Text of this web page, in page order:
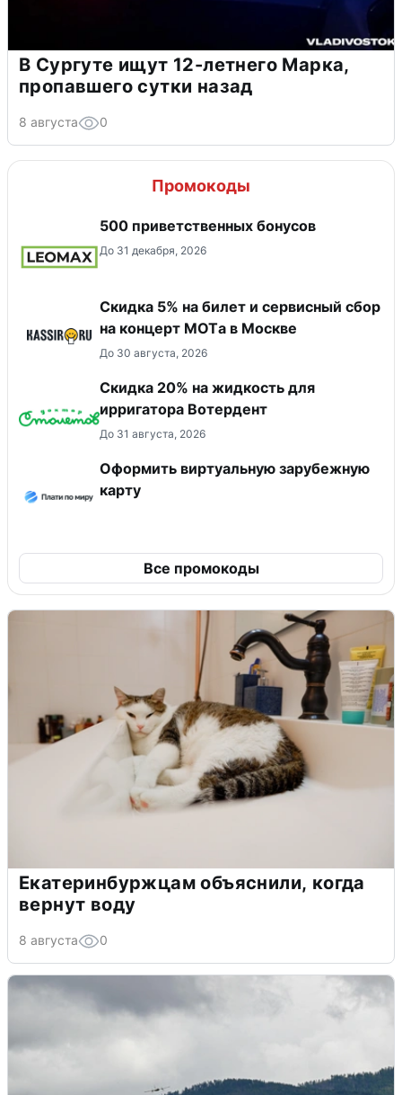
В Сургуте ищут 12-летнего Марка,
пропавшего сутки назад
8 августа 0
Промокоды
500 приветственных бонусов
До 31 декабря, 2026
Скидка 5% на билет и сервисный сбор
на концерт MOTа в Москве
До 30 августа, 2026
Скидка 20% на жидкость для
ирригатора Вотердент
До 31 августа, 2026
Оформить виртуальную зарубежную
карту
Все промокоды
Екатеринбуржцам объяснили, когда
вернут воду
8 августа 0